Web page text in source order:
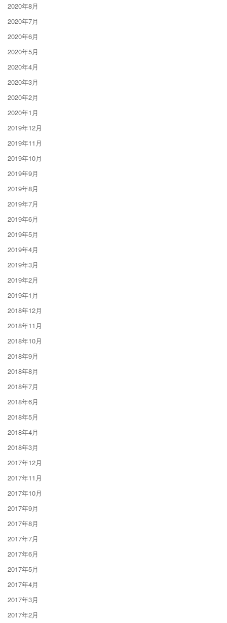
2020年8月
2020年7月
2020年6月
2020年5月
2020年4月
2020年3月
2020年2月
2020年1月
2019年12月
2019年11月
2019年10月
2019年9月
2019年8月
2019年7月
2019年6月
2019年5月
2019年4月
2019年3月
2019年2月
2019年1月
2018年12月
2018年11月
2018年10月
2018年9月
2018年8月
2018年7月
2018年6月
2018年5月
2018年4月
2018年3月
2017年12月
2017年11月
2017年10月
2017年9月
2017年8月
2017年7月
2017年6月
2017年5月
2017年4月
2017年3月
2017年2月